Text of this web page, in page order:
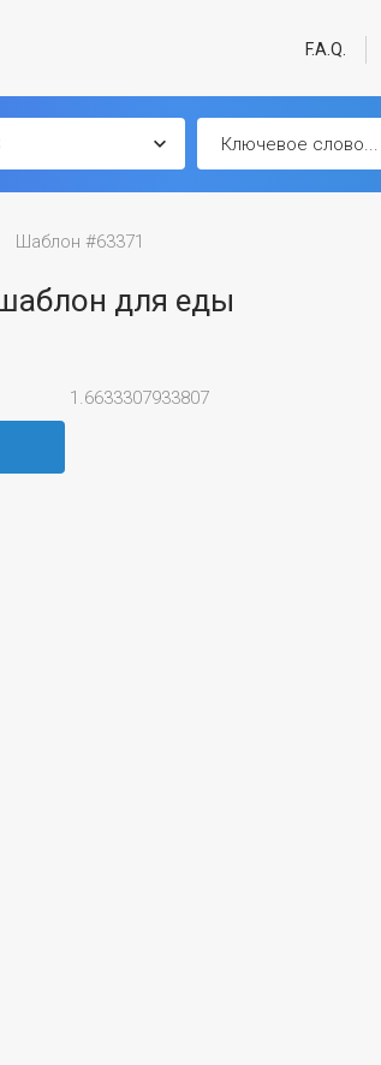
F.A.Q.
Шаблон #63371
для еды
1.6633307933807